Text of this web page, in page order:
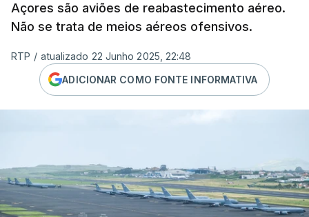
Açores são aviões de reabastecimento aéreo.
Não se trata de meios aéreos ofensivos.
RTP / atualizado 22 Junho 2025, 22:48
ADICIONAR COMO FONTE INFORMATIVA